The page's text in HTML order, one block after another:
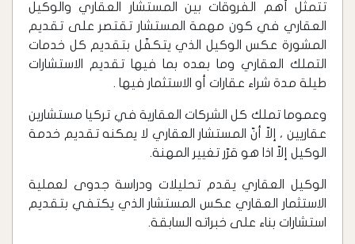
تتمثل أهم الفروقات بين المستشار العقاري والوكيل
العقاري في كون مهمة المستشار تقتصر على تقديم
المشورة عكس الوكيل الذي يتكفّل بتقديم كل خدمات
التملك العقاري وما بعده بما فيها تقديم الاستشارات
طيلة مدة شراء عقارات أو الاستثمار فيها .
وعموما تملك كل الشركات العقارية في تركيا مستشارين
عقاريين ، إلاّ أنّ المستشار العقاري لا يمكنه تقديم خدمة
الوكيل إلاّ اذا هو قرّر تغيير المهنة.
الوكيل العقاري يقدم تحليلات ودراسة جدوى لعملية
الاستثمار العقاري عكس المستشار الذي يكتفي بتقديم
استشارات بناء على خبراته السابقة.